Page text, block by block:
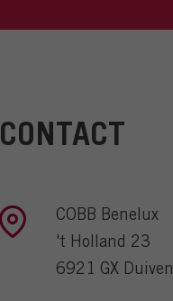
CONTACT
COBB Benelux
't Holland 23
6921 GX Duiven